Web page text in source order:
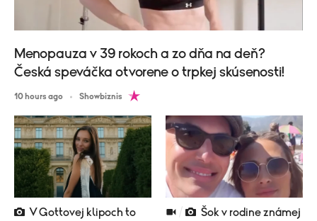
Menopauza v 39 rokoch a zo dňa na deň?
Česká speváčka otvorene o trpkej skúsenosti!
10 hours ago Showbiznis